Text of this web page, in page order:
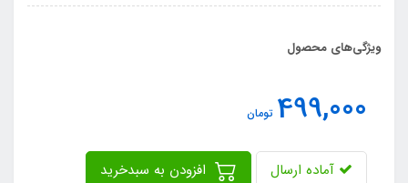
ویژگی‌های محصول
499,000 تومان
آماده ارسال